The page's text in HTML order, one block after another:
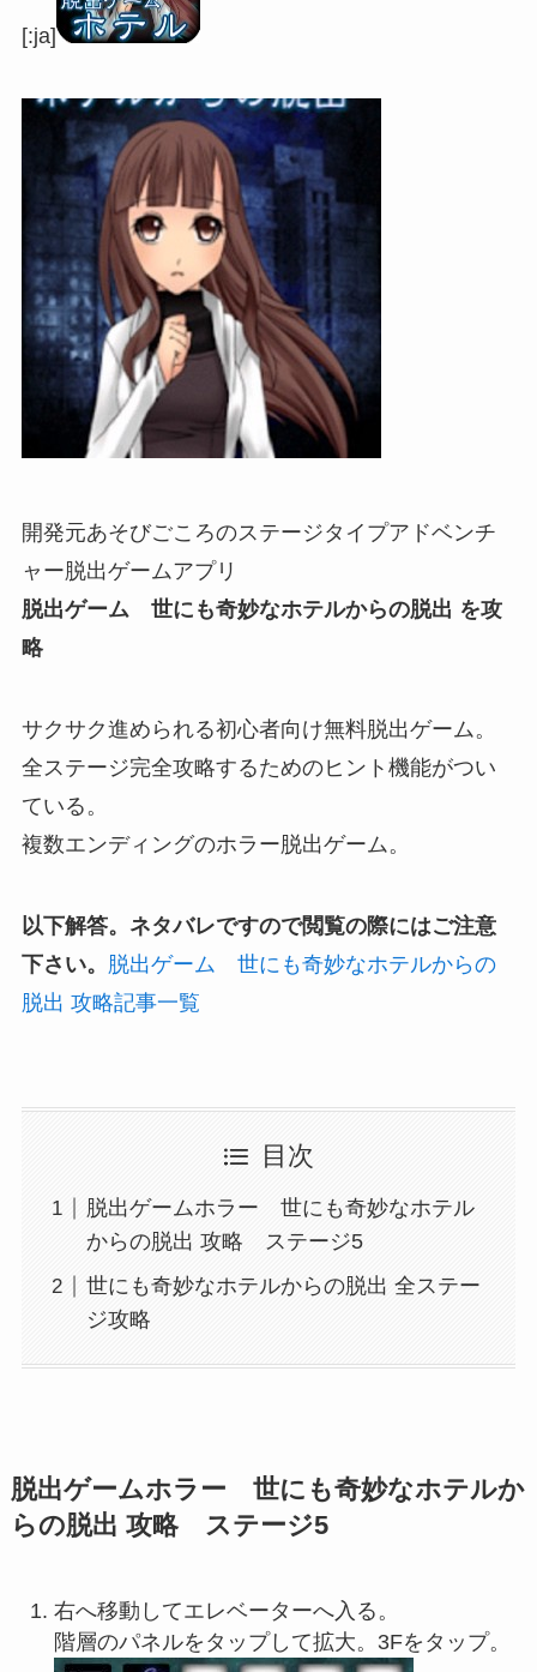
[:ja]
開発元あそびごころのステージタイプアドベンチ
ャー脱出ゲームアプリ
脱出ゲーム 世にも奇妙なホテルからの脱出 を攻
略
サクサク進められる初心者向け無料脱出ゲーム。
全ステージ完全攻略するためのヒント機能がつい
ている。
複数エンディングのホラー脱出ゲーム。
以下解答。ネタバレですので閲覧の際にはご注意
下さい。 脱出ゲーム 世にも奇妙なホテルからの
脱出 攻略記事一覧
目次
脱出ゲームホラー 世にも奇妙なホテル
からの脱出 攻略 ステージ5
世にも奇妙なホテルからの脱出 全ステー
ジ攻略
脱出ゲームホラー 世にも奇妙なホテルか
らの脱出 攻略 ステージ5
右へ移動してエレベーターへ入る。
階層のパネルをタップして拡大。3Fをタップ。